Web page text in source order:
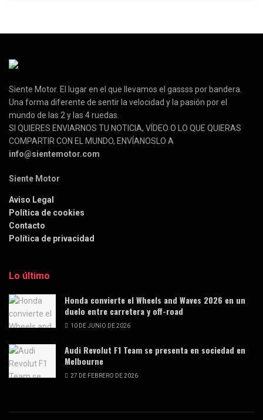
Siente Motor. El lugar en el que llevamos el gassss por bandera.
Una forma diferente de sentir la velocidad y la pasión por el
mundo de las 2 y las 4 ruedas.
SI QUIERES ENVIARNOS TU NOTICIA, VÍDEO O LO QUE QUIERAS
COMPARTIR CON EL MUNDO, ENVÍANOSLO A
info@sientemotor.com
Siente Motor
Aviso Legal
Política de cookies
Contacto
Política de privacidad
Lo último
Honda convierte el Wheels and Waves 2026 en un
duelo entre carretera y off-road
10 DE JUNIO DE 2026
Audi Revolut F1 Team se presenta en sociedad en
Melbourne
27 DE FEBRERO DE 2026